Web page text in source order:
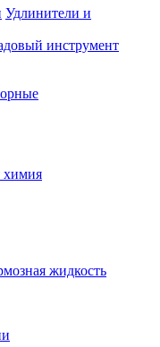
Удлинители и
инструмент
химия
жидкость